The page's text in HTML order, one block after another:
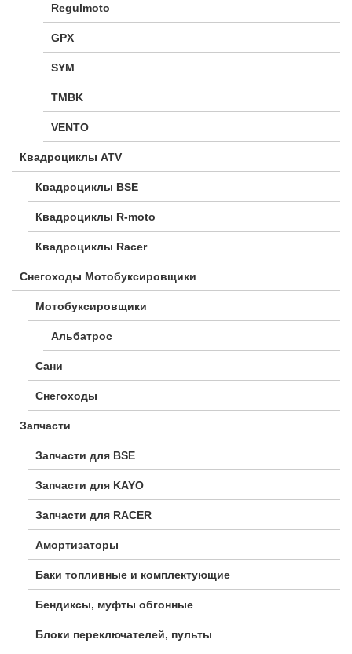
Regulmoto
GPX
SYM
TMBK
VENTO
Квадроциклы ATV
Квадроциклы BSE
Квадроциклы R-moto
Квадроциклы Racer
Снегоходы Мотобуксировщики
Мотобуксировщики
Альбатрос
Сани
Снегоходы
Запчасти
Запчасти для BSE
Запчасти для KAYO
Запчасти для RACER
Амортизаторы
Баки топливные и комплектующие
Бендиксы, муфты обгонные
Блоки переключателей, пульты